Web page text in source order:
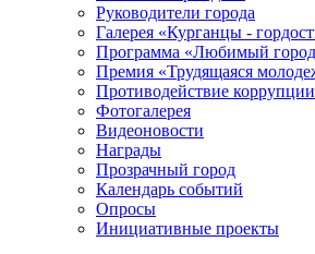
Руководители города
Галерея «Курганцы -
Программа «Любимый
Премия «Трудящаяся
Противодействие коррупции
Фотогалерея
Видеоновости
Награды
Прозрачный город
Календарь событий
Опросы
Инициативные проекты